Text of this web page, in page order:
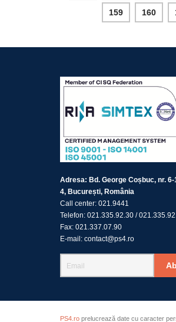
159 160
Adresa: Bd. George Coșbuc, nr.
4, București, România
Call center: 021.9441
Telefon: 021.335.92.30 /
Fax: 021.337.07.90
E-mail: contact@ps4.ro
PS4.ro prelucrează date cu caracter